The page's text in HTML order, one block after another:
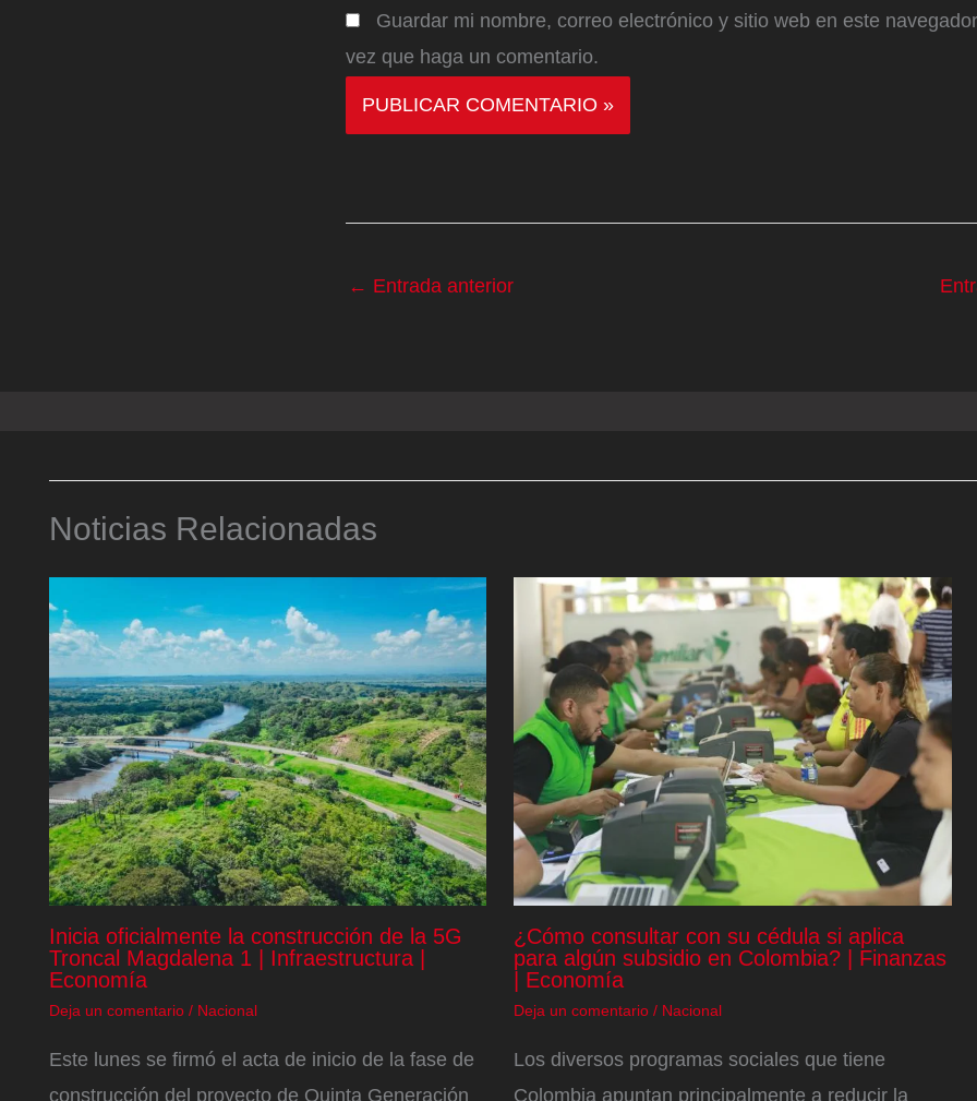
Guardar mi nombre, correo electrónico y sitio web en este
vez que haga un comentario.
← Entrada anterior
Noticias Relacionadas
Inicia oficialmente la construcción de la 5G
Troncal Magdalena 1 | Infraestructura |
Economía
Deja un comentario / Nacional
Este lunes se firmó el acta de inicio de la fase de
construcción del proyecto de Quinta Generación
¿Cómo consultar con su cédula si aplica
para algún subsidio en Colombia? | Finanzas
| Economía
Deja un comentario / Nacional
Los diversos programas sociales que tiene
Colombia apuntan principalmente a reducir la